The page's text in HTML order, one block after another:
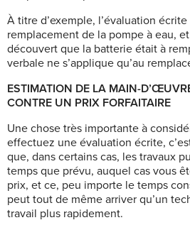
À titre d’exemple, l’évaluation
remplacement de la pompe à eau,
découvert que la batterie était à
verbale ne s’applique qu’au
ESTIMATION DE LA MAIN-
CONTRE UN PRIX FORFAITAIRE
Une chose très importante à
effectuez une évaluation écrite,
que, dans certains cas, les travaux
temps que prévu, auquel cas vous
prix, et ce, peu importe le temps
peut tout de même arriver qu’un
travail plus rapidement.